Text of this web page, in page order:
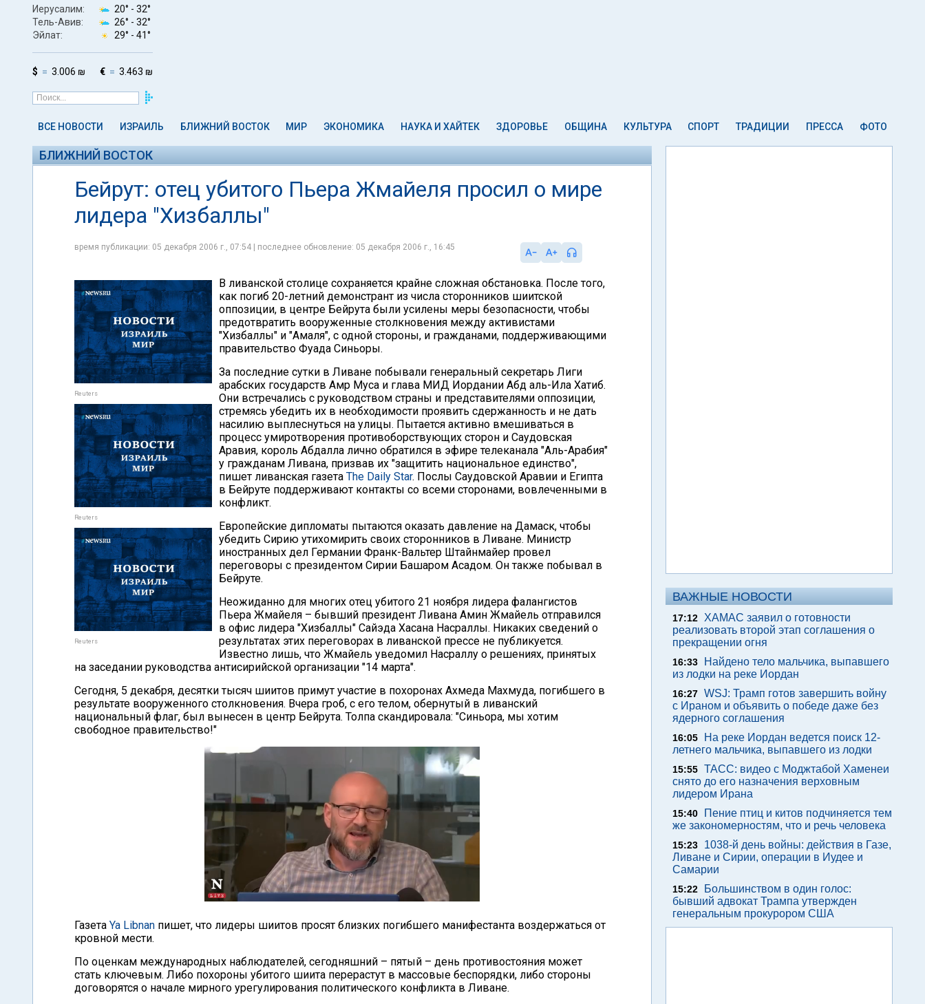
Иерусалим: 20° - 32°
Тель-Авив:
26° - 32°
Эйлат:
29° - 41°
$ 3.006 ₪ € 3.463 ₪
ВСЕ НОВОСТИ ИЗРАИЛЬ БЛИЖНИЙ ВОСТОК МИР ЭКОНОМИКА НАУКА И ХАЙТЕК ЗДОРОВЬЕ ОБЩИНА КУЛЬТУРА СПОРТ ТРАДИЦИИ ПРЕССА ФОТО
БЛИЖНИЙ ВОСТОК
Бейрут: отец убитого Пьера Жмайеля просил о мире
лидера "Хизбаллы"
время публикации: 05 декабря 2006 г., 07:54 | последнее обновление: 05 декабря 2006 г., 16:45
Reuters
Reuters
Reuters
В ливанской столице сохраняется крайне сложная обстановка. После того,
как погиб 20-летний демонстрант из числа сторонников шиитской
оппозиции, в центре Бейрута были усилены меры безопасности, чтобы
предотвратить вооруженные столкновения между активистами
"Хизбаллы" и "Амаля", с одной стороны, и гражданами, поддерживающими
правительство Фуада Синьоры.
За последние сутки в Ливане побывали генеральный секретарь Лиги
арабских государств Амр Муса и глава МИД Иордании Абд аль-Ила Хатиб.
Они встречались с руководством страны и представителями оппозиции,
стремясь убедить их в необходимости проявить сдержанность и не дать
насилию выплеснуться на улицы. Пытается активно вмешиваться в
процесс умиротворения противоборствующих сторон и Саудовская
Аравия, король Абдалла лично обратился в эфире телеканала "Аль-Арабия"
у гражданам Ливана, призвав их "защитить национальное единство",
пишет ливанская газета The Daily Star. Послы Саудовской Аравии и Египта
в Бейруте поддерживают контакты со всеми сторонами, вовлеченными в
конфликт.
Европейские дипломаты пытаются оказать давление на Дамаск, чтобы
убедить Сирию утихомирить своих сторонников в Ливане. Министр
иностранных дел Германии Франк-Вальтер Штайнмайер провел
переговоры с президентом Сирии Башаром Асадом. Он также побывал в
Бейруте.
Неожиданно для многих отец убитого 21 ноября лидера фалангистов
Пьера Жмайеля – бывший президент Ливана Амин Жмайель отправился
в офис лидера "Хизбаллы" Сайэда Хасана Насраллы. Никаких сведений о
результатах этих переговорах в ливанской прессе не публикуется.
Известно лишь, что Жмайель уведомил Насраллу о решениях, принятых
на заседании руководства антисирийской организации "14 марта".
Сегодня, 5 декабря, десятки тысяч шиитов примут участие в похоронах Ахмеда Махмуда, погибшего в
результате вооруженного столкновения. Вчера гроб, c его телом, обернутый в ливанский
национальный флаг, был вынесен в центр Бейрута. Толпа скандировала: "Синьора, мы хотим
свободное правительство!"
Газета Ya Libnan пишет, что лидеры шиитов просят близких погибшего манифестанта воздержаться от
кровной мести.
По оценкам международных наблюдателей, сегодняшний – пятый – день противостояния может
стать ключевым. Либо похороны убитого шиита перерастут в массовые беспорядки, либо стороны
договорятся о начале мирного урегулирования политического конфликта в Ливане.
ВАЖНЫЕ НОВОСТИ
17:12
ХАМАС заявил о готовности
реализовать второй этап соглашения о
прекращении огня
16:33
Найдено тело мальчика, выпавшего
из лодки на реке Иордан
16:27 WSJ: Трамп готов завершить войну
с Ираном и объявить о победе даже без
ядерного соглашения
16:05
На реке Иордан ведется поиск 12-
летнего мальчика, выпавшего из лодки
15:55 ТАСС: видео с Моджтабой Хаменеи
снято до его назначения верховным
лидером Ирана
15:40
Пение птиц и китов подчиняется тем
же закономерностям, что и речь человека
15:23
1038-й день войны: действия в Газе,
Ливане и Сирии, операции в Иудее и
Самарии
15:22
Большинством в один голос:
бывший адвокат Трампа утвержден
генеральным прокурором США